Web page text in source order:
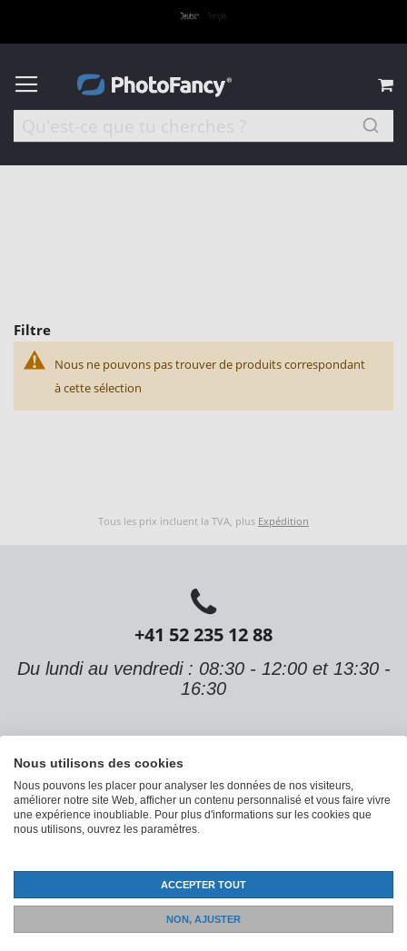
Filtre
Nous ne pouvons pas trouver de produits correspondant
à cette sélection
Tous les prix incluent la TVA, plus Expédition
+41 52 235 12 88
Du lundi au vendredi : 08:30 - 12:00 et 13:30 -
16:30
CeDe-Shop AG
Mattenbachstrasse 8
Nous utilisons des cookies
Nous pouvons les placer pour analyser les données de nos visiteurs,
améliorer notre site Web, afficher un contenu personnalisé et vous faire vivre
une expérience inoubliable. Pour plus d'informations sur les cookies que
nous utilisons, ouvrez les paramètres.
ACCEPTER TOUT
NON, AJUSTER